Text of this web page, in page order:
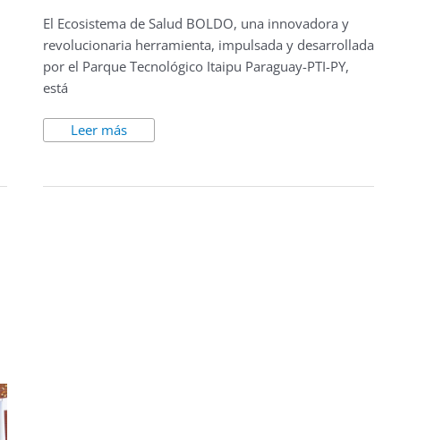
El Ecosistema de Salud BOLDO, una innovadora y
revolucionaria herramienta, impulsada y desarrollada
por el Parque Tecnológico Itaipu Paraguay-PTI-PY,
está
Leer más